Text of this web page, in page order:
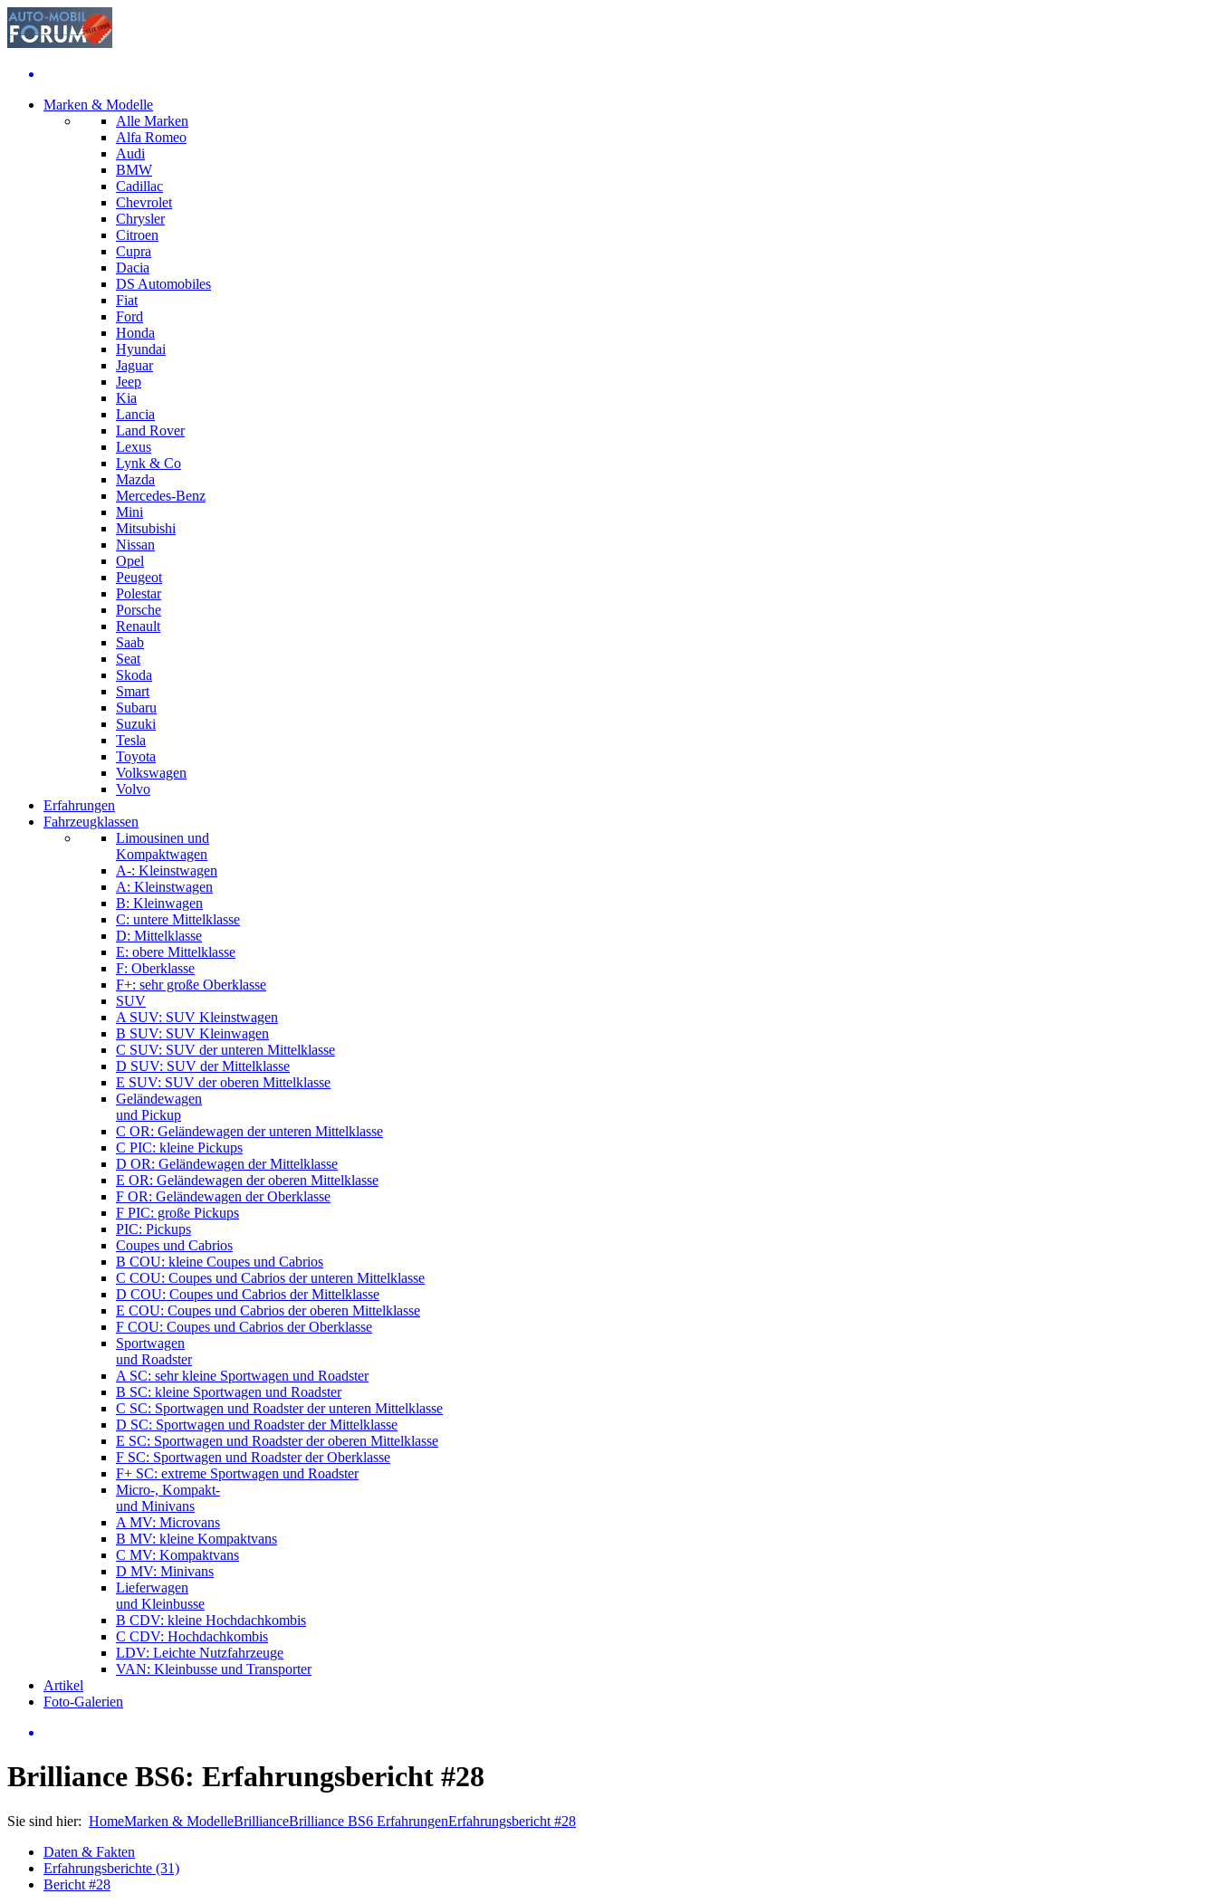
Marken & Modelle
Alle Marken
Alfa Romeo
Audi
BMW
Cadillac
Chevrolet
Chrysler
Citroen
Cupra
Dacia
DS Automobiles
Fiat
Ford
Honda
Hyundai
Jaguar
Jeep
Kia
Lancia
Land Rover
Lexus
Lynk & Co
Mazda
Mercedes-Benz
Mini
Mitsubishi
Nissan
Opel
Peugeot
Polestar
Porsche
Renault
Saab
Seat
Skoda
Smart
Subaru
Suzuki
Tesla
Toyota
Volkswagen
Volvo
Erfahrungen
Fahrzeugklassen
Limousinen und
Kompaktwagen
A-: Kleinstwagen
A: Kleinstwagen
B: Kleinwagen
C: untere Mittelklasse
D: Mittelklasse
E: obere Mittelklasse
F: Oberklasse
F+: sehr große Oberklasse
SUV
A SUV: SUV Kleinstwagen
B SUV: SUV Kleinwagen
C SUV: SUV der unteren Mittelklasse
D SUV: SUV der Mittelklasse
E SUV: SUV der oberen Mittelklasse
Geländewagen
und Pickup
C OR: Geländewagen der unteren Mittelklasse
C PIC: kleine Pickups
D OR: Geländewagen der Mittelklasse
E OR: Geländewagen der oberen Mittelklasse
F OR: Geländewagen der Oberklasse
F PIC: große Pickups
PIC: Pickups
Coupes und Cabrios
B COU: kleine Coupes und Cabrios
C COU: Coupes und Cabrios der unteren Mittelklasse
D COU: Coupes und Cabrios der Mittelklasse
E COU: Coupes und Cabrios der oberen Mittelklasse
F COU: Coupes und Cabrios der Oberklasse
Sportwagen
und Roadster
A SC: sehr kleine Sportwagen und Roadster
B SC: kleine Sportwagen und Roadster
C SC: Sportwagen und Roadster der unteren Mittelklasse
D SC: Sportwagen und Roadster der Mittelklasse
E SC: Sportwagen und Roadster der oberen Mittelklasse
F SC: Sportwagen und Roadster der Oberklasse
F+ SC: extreme Sportwagen und Roadster
Micro-, Kompakt-
und Minivans
A MV: Microvans
B MV: kleine Kompaktvans
C MV: Kompaktvans
D MV: Minivans
Lieferwagen
und Kleinbusse
B CDV: kleine Hochdachkombis
C CDV: Hochdachkombis
LDV: Leichte Nutzfahrzeuge
VAN: Kleinbusse und Transporter
Artikel
Foto-Galerien
Brilliance BS6: Erfahrungsbericht #28
Sie sind hier: HomeMarken & ModelleBrillianceBrilliance BS6 ErfahrungenErfahrungsbericht #28
Daten & Fakten
Erfahrungsberichte (31)
Bericht #28